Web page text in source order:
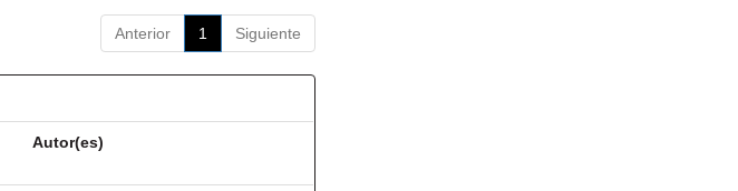
Anterior 1 Siguiente
Autor(es)